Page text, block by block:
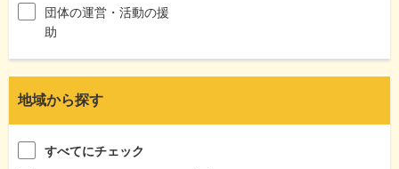
団体の運営・活動の援
助
地域から探す
すべてにチェック